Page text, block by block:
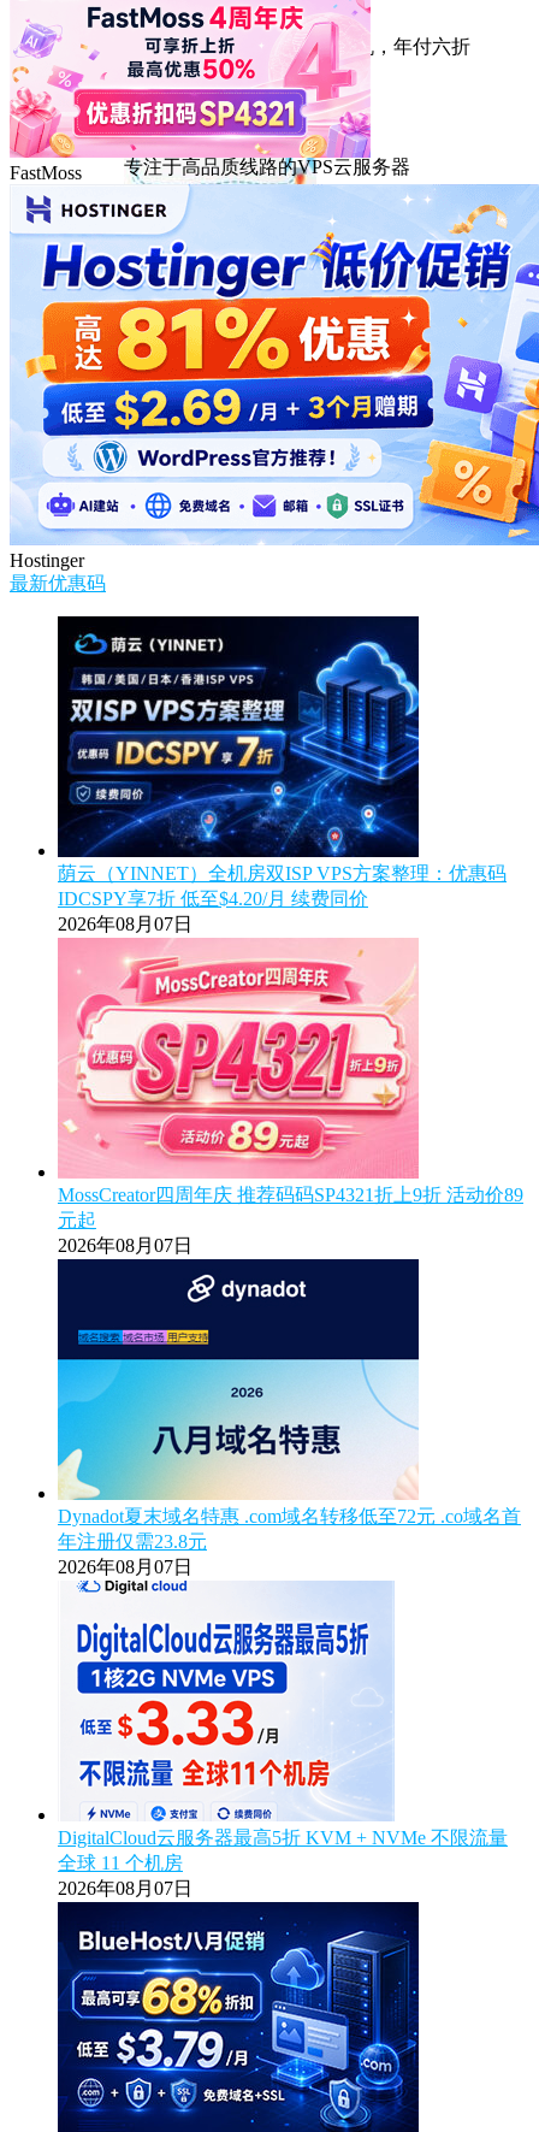
HostEase
性能出众的高性价比美国主机，年付六折
DMIT
专注于高品质线路的VPS云服务器
FastMoss
Hostinger
最新优惠码
荫云（YINNET）全机房双ISP VPS方案整理：优惠码
IDCSPY享7折 低至$4.20/月 续费同价
2026年08月07日
MossCreator四周年庆 推荐码码SP4321折上9折 活动价89
元起
2026年08月07日
Dynadot夏末域名特惠 .com域名转移低至72元 .co域名首
年注册仅需23.8元
2026年08月07日
DigitalCloud云服务器最高5折 KVM + NVMe 不限流量
全球 11 个机房
2026年08月07日